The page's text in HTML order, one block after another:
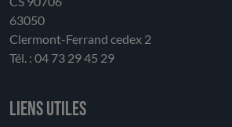
63050
Clermont-Ferrand cedex 2
Tél. : 04 73 29 45 29
Liens utiles